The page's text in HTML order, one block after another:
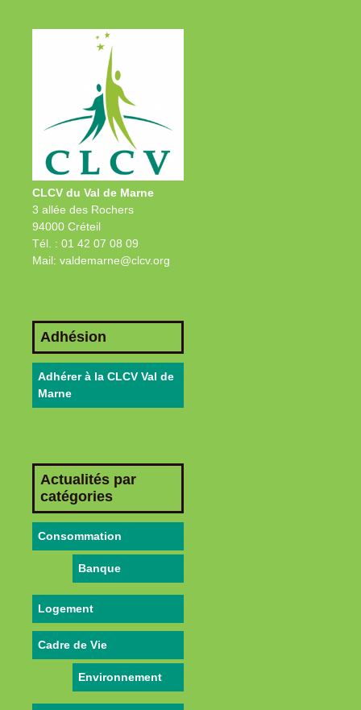
CLCV du Val de Marne
3 allée des Rochers
94000 Créteil
Tél. : 01 42 07 08 09
Mail: valdemarne@clcv.org
Adhésion
Adhérer à la CLCV Val de
Marne
Actualités par
catégories
Consommation
Banque
Logement
Cadre de Vie
Environnement